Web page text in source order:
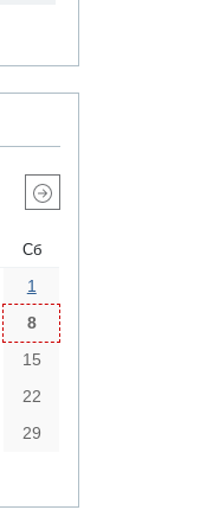
Сб
1
8
15
22
29